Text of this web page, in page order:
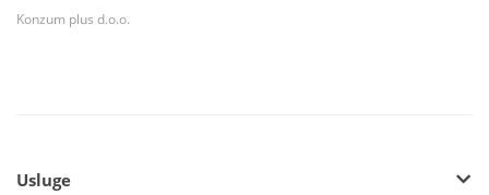
Konzum plus d.o.o.
Usluge